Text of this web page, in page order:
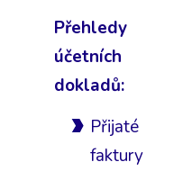
Přehledy
účetních
dokladů:
Přijaté
faktury